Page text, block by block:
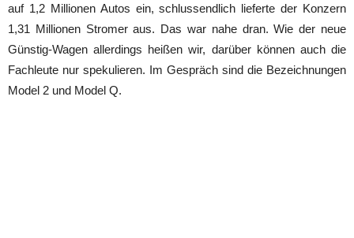
auf 1,2 Millionen Autos ein, schlussendlich lieferte der Konzern
1,31 Millionen Stromer aus. Das war nahe dran. Wie der neue
Günstig-Wagen allerdings heißen wir, darüber können auch die
Fachleute nur spekulieren. Im Gespräch sind die Bezeichnungen
Model 2 und Model Q.